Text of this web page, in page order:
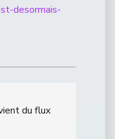
desormais-
du flux